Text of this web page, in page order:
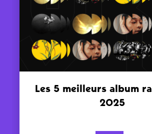
Les 5 meilleurs album
2025